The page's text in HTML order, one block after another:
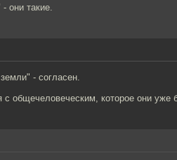
они такие.
- согласен.
с общечеловеческим, которое они уже